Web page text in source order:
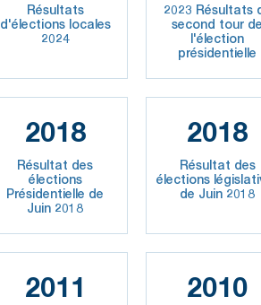
Résultats
d'élections locales
2024
2023 Résultats
second tour de
l'élection
présidentielle
2018
Résultat des
élections
Présidentielle de
Juin 2018
2018
Résultat des
élections
de Juin 2018
2011 2010